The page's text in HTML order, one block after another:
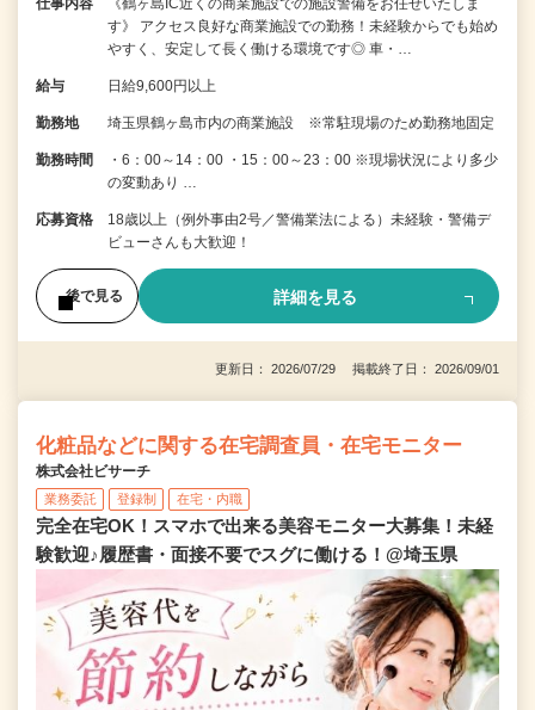
す》 アクセス良好な商業施設での勤務！未経験からでも始め
やすく、安定して長く働ける環境です◎ 車・…
給与 日給9,600円以上
勤務地 埼玉県鶴ヶ島市内の商業施設 ※常駐現場のため勤務地固定
勤務時間
・6：00～14：00 ・15：00～23：00 ※現場状況により多少
の変動あり …
応募資格
18歳以上（例外事由2号／警備業法による）未経験・警備デ
ビューさんも大歓迎！
後で見る 詳細を見る
更新日： 2026/07/29 掲載終了日： 2026/09/01
化粧品などに関する在宅調査員・在宅モニター
株式会社ビサーチ
業務委託 登録制 在宅・内職
完全在宅OK！スマホで出来る美容モニター大募集！未経
験歓迎♪履歴書・面接不要でスグに働ける！@埼玉県